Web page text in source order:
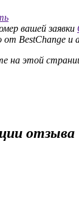
вашей заявки
BestChange и
этой
отзыва